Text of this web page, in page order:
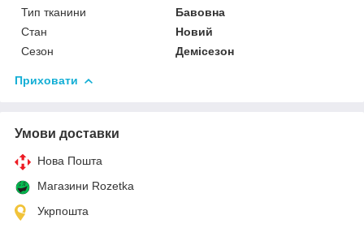
Тип тканини
Бавовна
Стан
Новий
Сезон
Демісезон
Приховати
Умови доставки
Нова Пошта
Магазини Rozetka
Укрпошта